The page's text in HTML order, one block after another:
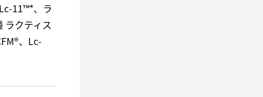
11™*、ラ
ラクティス
、Lc-